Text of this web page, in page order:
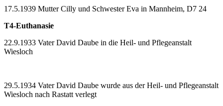
17.5.1939 Mutter Cilly und Schwester Eva in Mannheim, D7 24
T4-Euthanasie
22.9.1933 Vater David Daube in die Heil- und Pflegeanstalt
Wiesloch
29.5.1934 Vater David Daube wurde aus der Heil- und Pflegeanstalt
Wiesloch nach Rastatt verlegt